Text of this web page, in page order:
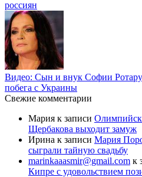
россиян
Видео: Сын и внук Софии
побега с Украины
Свежие комментарии
Мария к записи
Щербакова выходит замуж
Ирина к записи Мария
сыграли тайную свадьбу
marinkaaasmir@gmail.com к
Кипре с удовольствием